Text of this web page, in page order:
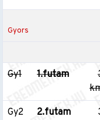
Gyors
Gy1 1.futam
Gy2 2.futam